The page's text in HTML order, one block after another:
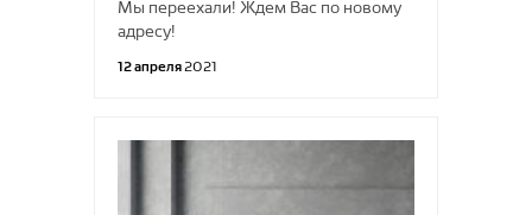
Мы переехали! Ждем Вас по новому
адресу!
12 апреля2021